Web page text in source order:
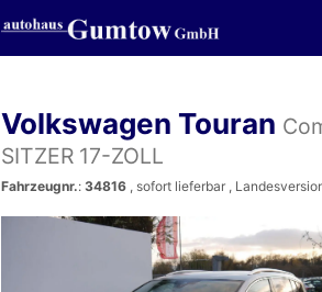
Volkswagen Touran
SITZER 17-ZOLL
Fahrzeugnr.: 34816 , sofort lieferbar ,